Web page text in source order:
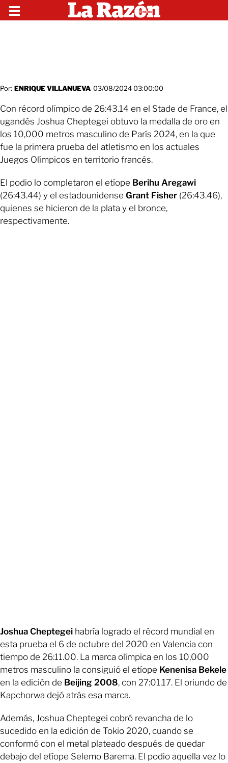
Por: ENRIQUE VILLANUEVA 03/08/2024 03:00:00
Con récord olímpico de 26:43.14 en el Stade de France, el
ugandés Joshua Cheptegei obtuvo la medalla de oro en
los 10,000 metros masculino de París 2024, en la que
fue la primera prueba del atletismo en los actuales
Juegos Olímpicos en territorio francés.
El podio lo completaron el etíope Berihu Aregawi
(26:43.44) y el estadounidense Grant Fisher (26:43.46),
quienes se hicieron de la plata y el bronce,
respectivamente.
Joshua Cheptegei habría logrado el récord mundial en
esta prueba el 6 de octubre del 2020 en Valencia con
tiempo de 26:11.00. La marca olímpica en los 10,000
metros masculino la consiguió el etíope Kenenisa Bekele
en la edición de Beijing 2008, con 27:01.17. El oriundo de
Kapchorwa dejó atrás esa marca.
Además, Joshua Cheptegei cobró revancha de lo
sucedido en la edición de Tokio 2020, cuando se
conformó con el metal plateado después de quedar
debajo del etíope Selemo Barema. El podio aquella vez lo